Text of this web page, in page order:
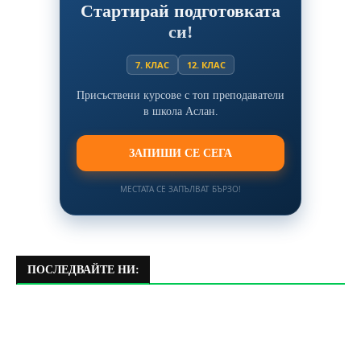
Стартирай подготовката
си!
7. КЛАС 12. КЛАС
Присъствени курсове с топ преподаватели
в школа Аслан.
ЗАПИШИ СЕ СЕГА
МЕСТАТА СЕ ЗАПЪЛВАТ БЪРЗО!
ПОСЛЕДВАЙТЕ НИ: